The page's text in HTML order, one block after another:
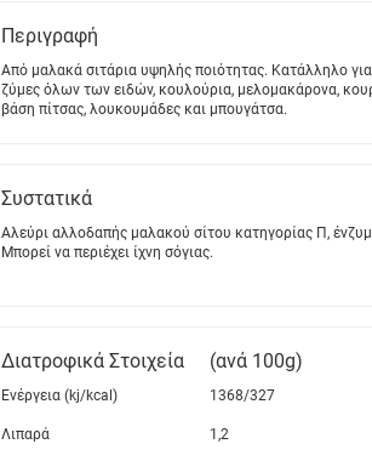
Περιγραφή
Aπό μαλακά σιτάρια υψηλής ποιότητας. Κατάλληλο
ζύμες όλων των ειδών, κουλούρια, μελομακάρονα,
βάση πίτσας, λουκουμάδες και μπουγάτσα.
Συστατικά
Αλεύρι αλλοδαπής μαλακού σίτου κατηγορίας Π,
Μπορεί να περιέχει ίχνη σόγιας.
Διατροφικά Στοιχεία (ανά 100g)
Ενέργεια (kj/kcal) 1368/327
Λιπαρά 1,2